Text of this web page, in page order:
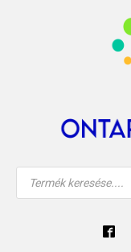
Products